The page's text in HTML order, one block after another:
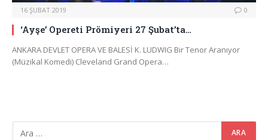
16 ŞUBAT 2019 0
‘Ayşe’ Opereti Prömiyeri 27 Şubat’ta…
ANKARA DEVLET OPERA VE BALESİ K. LUDWIG Bir Tenor Aranıyor
(Müzikal Komedi) Cleveland Grand Opera…